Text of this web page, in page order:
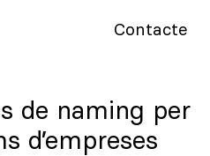
Contacte
de naming per
d’empreses